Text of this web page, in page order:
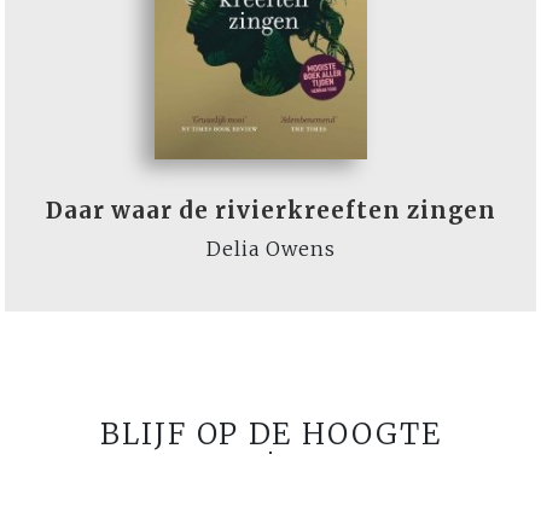
Daar waar de rivierkreeften zingen
Delia Owens
BLIJF OP DE HOOGTE